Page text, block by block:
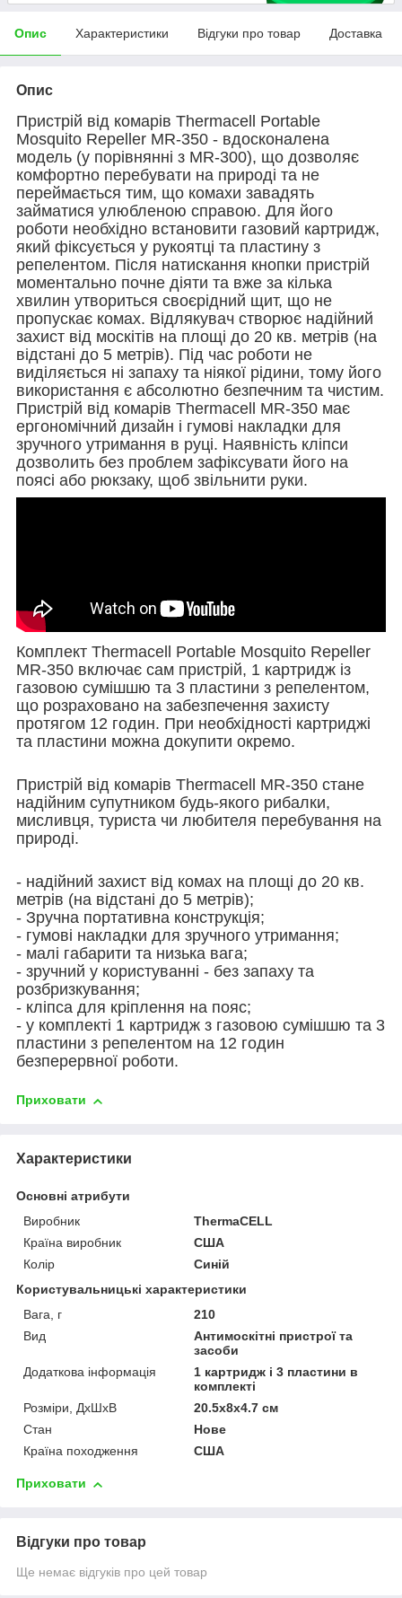
Опис Характеристики Відгуки про товар Доставка
Опис
Пристрій від комарів Thermacell Portable
Mosquito Repeller MR-350 - вдосконалена
модель (у порівнянні з MR-300), що дозволяє
комфортно перебувати на природі та не
переймається тим, що комахи завадять
займатися улюбленою справою. Для його
роботи необхідно встановити газовий картридж,
який фіксується у рукоятці та пластину з
репелентом. Після натискання кнопки пристрій
моментально почне діяти та вже за кілька
хвилин утвориться своєрідний щит, що не
пропускає комах. Відлякувач створює надійний
захист від москітів на площі до 20 кв. метрів (на
відстані до 5 метрів). Під час роботи не
виділяється ні запаху та ніякої рідини, тому його
використання є абсолютно безпечним та чистим.
Пристрій від комарів Thermacell MR-350 має
ергономічний дизайн і гумові накладки для
зручного утримання в руці. Наявність кліпси
дозволить без проблем зафіксувати його на
поясі або рюкзаку, щоб звільнити руки.
Комплект Thermacell Portable Mosquito Repeller
MR-350 включає сам пристрій, 1 картридж із
газовою сумішшю та 3 пластини з репелентом,
що розраховано на забезпечення захисту
протягом 12 годин. При необхідності картриджі
та пластини можна докупити окремо.
Пристрій від комарів Thermacell MR-350 стане
надійним супутником будь-якого рибалки,
мисливця, туриста чи любителя перебування на
природі.
- надійний захист від комах на площі до 20 кв.
метрів (на відстані до 5 метрів);
- Зручна портативна конструкція;
- гумові накладки для зручного утримання;
- малі габарити та низька вага;
- зручний у користуванні - без запаху та
розбризкування;
- кліпса для кріплення на пояс;
- у комплекті 1 картридж з газовою сумішшю та 3
пластини з репелентом на 12 годин
безперервної роботи.
Приховати
Характеристики
Основні атрибути
Виробник
ThermaCELL
Країна виробник
США
Колір
Синій
Користувальницькі характеристики
Вага, г
210
Вид
Антимоскітні пристрої та
засоби
Додаткова інформація
1 картридж і 3 пластини в
комплекті
Розміри, ДхШхВ
20.5x8x4.7 см
Стан
Нове
Країна походження
США
Приховати
Відгуки про товар
Ще немає відгуків про цей товар